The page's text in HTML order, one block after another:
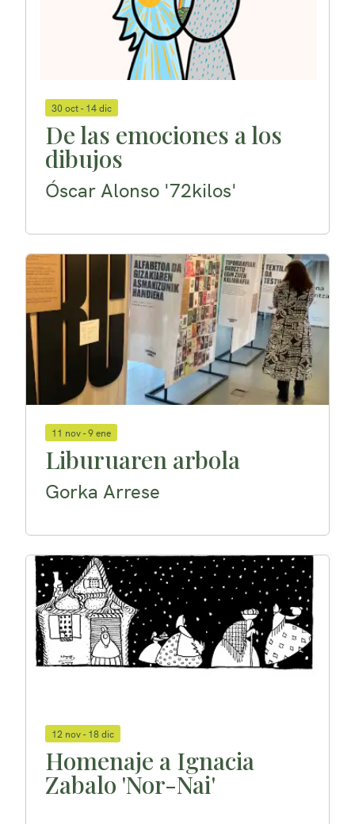
30 oct - 14 dic
De las emociones a los
dibujos
Óscar Alonso '72kilos'
11 nov - 9 ene
Liburuaren arbola
Gorka Arrese
12 nov - 18 dic
Homenaje a Ignacia
Zabalo 'Nor-Nai'